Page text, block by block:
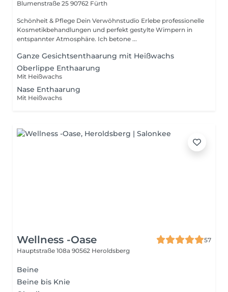
Blumenstraße 25 90762 Fürth
Schönheit & Pflege Dein Verwöhnstudio Erlebe professionelle
Kosmetikbehandlungen und perfekt gestylte Wimpern in
entspannter Atmosphäre. Ich betone ...
Ganze Gesichtsenthaarung mit Heißwachs
Oberlippe Enthaarung
Mit Heißwachs
Nase Enthaarung
Mit Heißwachs
Wellness -Oase
57
Hauptstraße 108a 90562 Heroldsberg
Beine
Beine bis Knie